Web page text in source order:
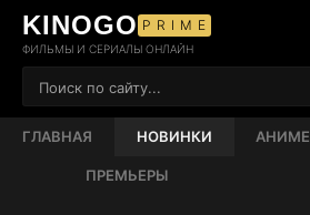
KINOGO PRIME
ФИЛЬМЫ И СЕРИАЛЫ ОНЛАЙН
ГЛАВНАЯ НОВИНКИ АНИМЕ
ПРЕМЬЕРЫ